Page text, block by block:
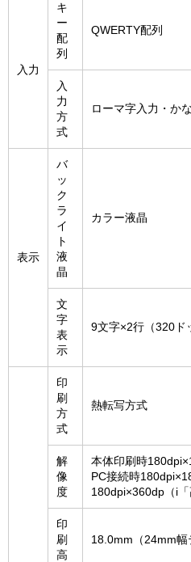
入力
キ
ー
配
列
QWERTY配列
入
力
方
式
ローマ字入力・か
表示
バ
ッ
ク
ラ
イ
ト
液
晶
カラー液晶
文
字
表
示
9文字×2行（320ド
印
刷
方
式
熱転写方式
解
像
度
本体印刷時
PC接続時
180dpi×360dp（i「
印
刷
高
18.0mm（24mm幅